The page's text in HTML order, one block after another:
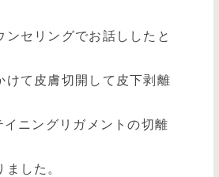
セリングでお話ししたと
けて皮膚切開して皮下剥離
ニングリガメントの切離
した。